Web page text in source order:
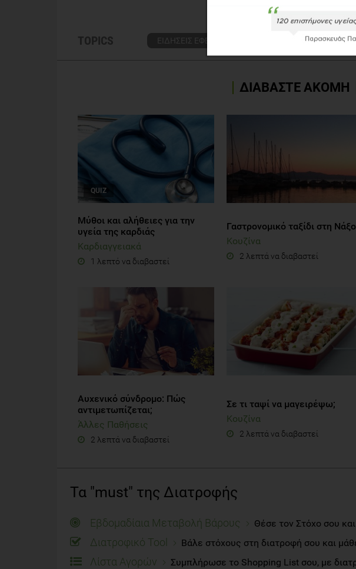
TOPICS ΕΙΔΗΣΕΙΣ ΕΦΕΤ
ΔΙΑΒΑΣΤΕ ΑΚΟΜΗ
QUIZ
Μύθοι και αλήθειες για την
υγεία της καρδιάς
Καρδιαγγειακά
1 λεπτό να διαβαστεί
Γαστρονομικό ταξίδι στη Νάξο
Κουζίνα
2 λεπτά να διαβαστεί
Αυχενικό σύνδρομο: Πώς
αντιμετωπίζεται;
Άλλες Παθήσεις
2 λεπτά να διαβαστεί
Σε τι ταψί να μαγειρέψω;
Κουζίνα
2 λεπτά να διαβαστεί
Τα "must" της Διατροφής
Εβδομαδίαια Μεταβολή Βάρους Θέσε τον Στόχο σου
Διατροφικό Tool Βάλε στόχους στη διατροφή σου και
Λίστα Αγορών Συμπλήρωσε το Shopping List σου, με